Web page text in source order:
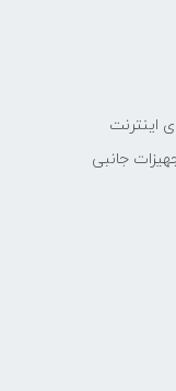
اینترنت
جانبی